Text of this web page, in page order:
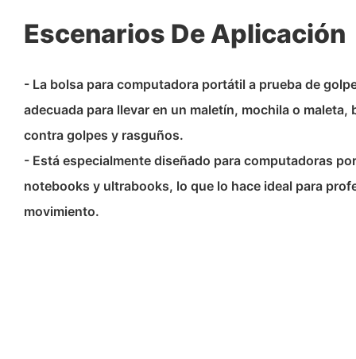
Escenarios De Aplicación
- La bolsa para computadora portátil a prueba de
adecuada para llevar en un maletín, mochila o
contra golpes y rasguños.
- Está especialmente diseñado para computadoras
notebooks y ultrabooks, lo que lo hace ideal para
movimiento.